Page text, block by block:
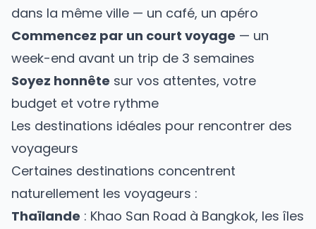
dans la même ville — un café, un apéro
Commencez par un court voyage — un
week-end avant un trip de 3 semaines
Soyez honnête sur vos attentes, votre
budget et votre rythme
Les destinations idéales pour rencontrer des
voyageurs
Certaines destinations concentrent
naturellement les voyageurs :
Thaïlande : Khao San Road à Bangkok, les îles